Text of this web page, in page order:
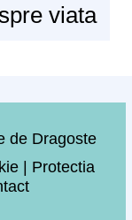
viata
de Dragoste
| Protectia